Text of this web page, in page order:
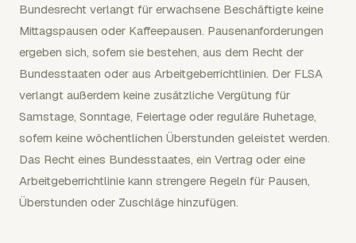
Bundesrecht verlangt für erwachsene Beschäftigte keine
Mittagspausen oder Kaffeepausen. Pausenanforderungen
ergeben sich, sofern sie bestehen, aus dem Recht der
Bundesstaaten oder aus Arbeitgeberrichtlinien. Der FLSA
verlangt außerdem keine zusätzliche Vergütung für
Samstage, Sonntage, Feiertage oder reguläre Ruhetage,
sofern keine wöchentlichen Überstunden geleistet werden.
Das Recht eines Bundesstaates, ein Vertrag oder eine
Arbeitgeberrichtlinie kann strengere Regeln für Pausen,
Überstunden oder Zuschläge hinzufügen.